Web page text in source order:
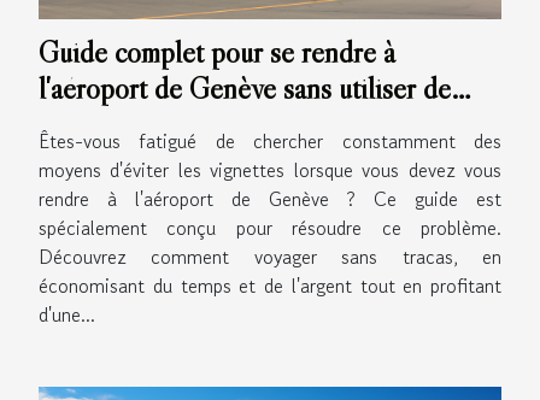
Guide complet pour se rendre à
l'aéroport de Genève sans utiliser de
vignettes
Êtes-vous fatigué de chercher constamment des
moyens d'éviter les vignettes lorsque vous devez vous
rendre à l'aéroport de Genève ? Ce guide est
spécialement conçu pour résoudre ce problème.
Découvrez comment voyager sans tracas, en
économisant du temps et de l'argent tout en profitant
d'une...